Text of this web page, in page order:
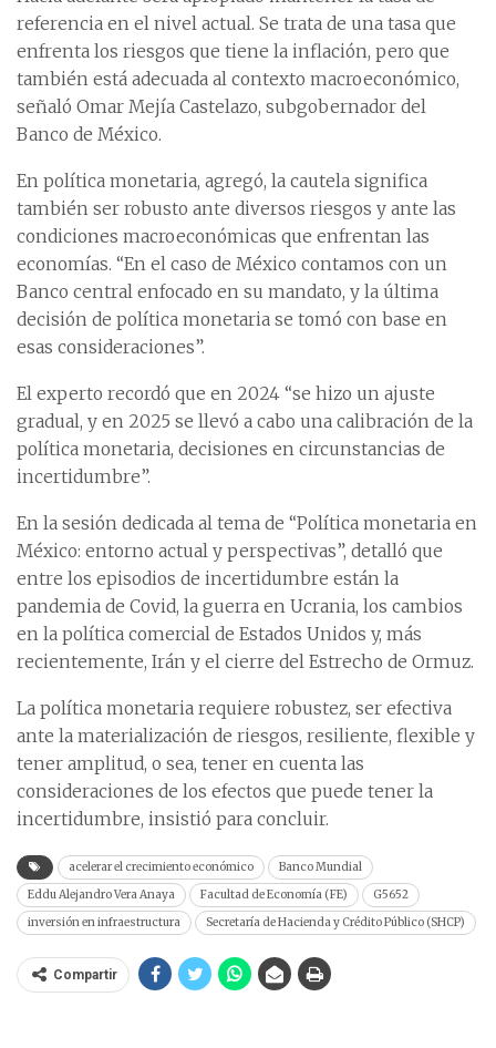
referencia en el nivel actual. Se trata de una tasa que
enfrenta los riesgos que tiene la inflación, pero que
también está adecuada al contexto macroeconómico,
señaló Omar Mejía Castelazo, subgobernador del
Banco de México.
En política monetaria, agregó, la cautela significa
también ser robusto ante diversos riesgos y ante las
condiciones macroeconómicas que enfrentan las
economías. “En el caso de México contamos con un
Banco central enfocado en su mandato, y la última
decisión de política monetaria se tomó con base en
esas consideraciones”.
El experto recordó que en 2024 “se hizo un ajuste
gradual, y en 2025 se llevó a cabo una calibración de la
política monetaria, decisiones en circunstancias de
incertidumbre”.
En la sesión dedicada al tema de “Política monetaria en
México: entorno actual y perspectivas”, detalló que
entre los episodios de incertidumbre están la
pandemia de Covid, la guerra en Ucrania, los cambios
en la política comercial de Estados Unidos y, más
recientemente, Irán y el cierre del Estrecho de Ormuz.
La política monetaria requiere robustez, ser efectiva
ante la materialización de riesgos, resiliente, flexible y
tener amplitud, o sea, tener en cuenta las
consideraciones de los efectos que puede tener la
incertidumbre, insistió para concluir.
acelerar el crecimiento económico
Banco Mundial
Eddu Alejandro Vera Anaya
Facultad de Economía (FE)
G5652
inversión en infraestructura
Secretaría de Hacienda y Crédito Público (SHCP)
Compartir